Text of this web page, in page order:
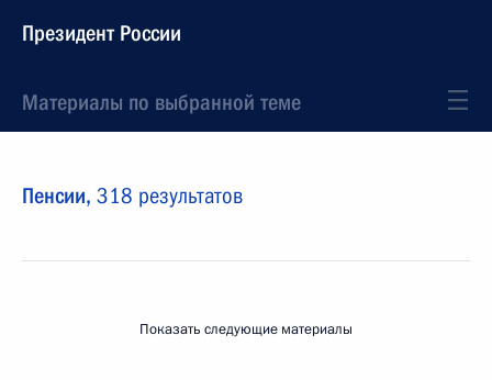
Президент России
Материалы по выбранной теме
Пенсии, 318 результатов
Показать следующие материалы